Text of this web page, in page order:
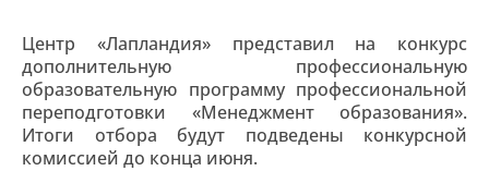
Центр «Лапландия» представил на конкурс
дополнительную профессиональную
образовательную программу профессиональной
переподготовки «Менеджмент образования».
Итоги отбора будут подведены конкурсной
комиссией до конца июня.